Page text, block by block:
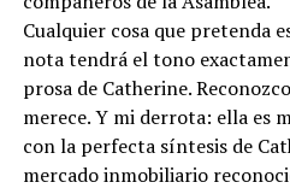
Cualquier cosa que pretenda
nota tendrá el tono
prosa de Catherine.
merece. Y mi derrota: ella es
con la perfecta síntesis de
mercado inmobiliario